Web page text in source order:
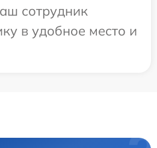
сотрудник
в удобное место и